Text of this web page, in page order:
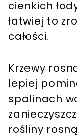
cienkich
łatwiej to
całości.
Krzewy
lepiej
spalinach
rośliny